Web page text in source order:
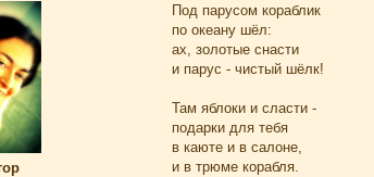
Под парусом кораблик
по океану шёл:
ах, золотые снасти
и парус - чистый шёлк!
Там яблоки и сласти -
подарки для тебя
в каюте и в салоне,
и в трюме корабля.